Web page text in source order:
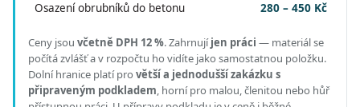
Osazení obrubníků do betonu 280 – 450 Kč
Ceny jsou včetně DPH 12 %.Zahrnujíjen práci — materiál se
počítá zvlášť a v rozpočtu ho vidíte jako samostatnou položku.
Dolní hranice platí pro větší a jednodušší zakázku s
připraveným podkladem, horní pro malou, členitou nebo hůř